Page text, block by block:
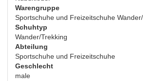
Warengruppe
Sportschuhe und Freizeitschuhe
Schuhtyp
Wander/Trekking
Abteilung
Sportschuhe und Freizeitschuhe
Geschlecht
male